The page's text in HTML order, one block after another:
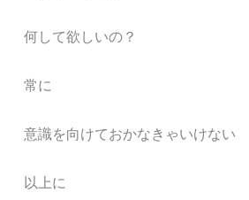
何して欲しいの？
常に
意識を向けておかなきゃいけない
以上に